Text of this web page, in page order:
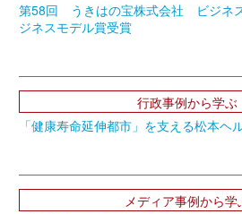
第58回 うきはの宝株式会社 ビジネ
ジネスモデル賞受賞
行政事例から学ぶ
「健康寿命延伸都市」を支える松本ヘ
メディア事例から学